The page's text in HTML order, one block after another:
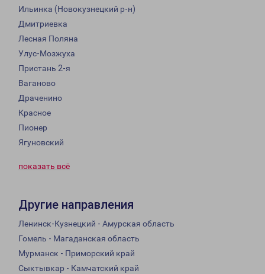
Ильинка (Новокузнецкий р-н)
Дмитриевка
Лесная Поляна
Улус-Мозжуха
Пристань 2-я
Ваганово
Драченино
Красное
Пионер
Ягуновский
показать всё
Другие направления
Ленинск-Кузнецкий - Амурская область
Гомель - Магаданская область
Мурманск - Приморский край
Сыктывкар - Камчатский край